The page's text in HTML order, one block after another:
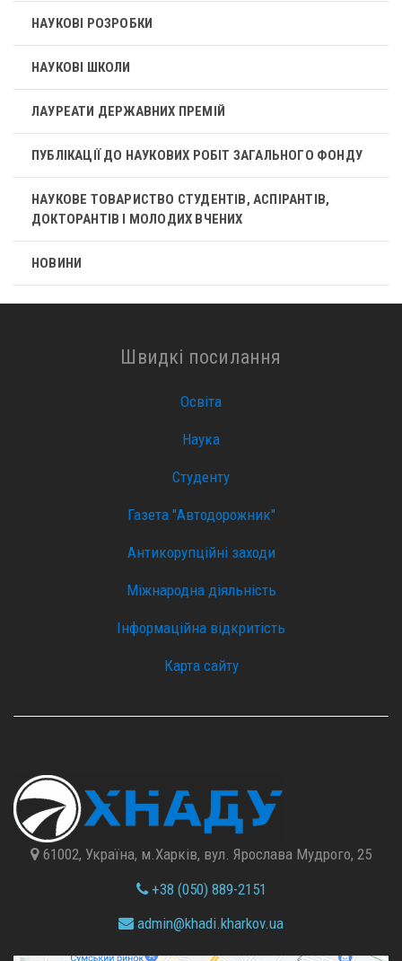
НАУКОВІ РОЗРОБКИ
НАУКОВІ ШКОЛИ
ЛАУРЕАТИ ДЕРЖАВНИХ ПРЕМІЙ
ПУБЛІКАЦІЇ ДО НАУКОВИХ РОБІТ ЗАГАЛЬНОГО ФОНДУ
НАУКОВЕ ТОВАРИСТВО СТУДЕНТІВ, АСПІРАНТІВ,
ДОКТОРАНТІВ І МОЛОДИХ ВЧЕНИХ
НОВИНИ
Швидкі посилання
Освіта
Наука
Студенту
Газета "Автодорожник"
Антикорупційні заходи
Міжнародна діяльність
Інформаційна відкритість
Карта сайту
61002, Україна, м.Харків, вул. Ярослава Мудрого, 25
+38 (050) 889-2151
admin@khadi.kharkov.ua